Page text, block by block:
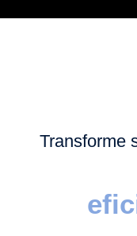
Transforme